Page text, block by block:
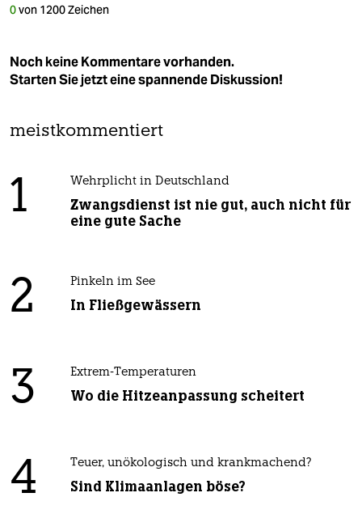
0von 1200Zeichen
Noch keine Kommentare vorhanden.
Starten Sie jetzt eine spannende Diskussion!
meistkommentiert
1 Wehrplicht in Deutschland
Zwangsdienst ist nie gut, auch nicht für
eine gute Sache
2 Pinkeln im See
In Fließgewässern
3 Extrem-Temperaturen
Wo die Hitzeanpassung scheitert
4 Teuer, unökologisch und krankmachend?
Sind Klimaanlagen böse?